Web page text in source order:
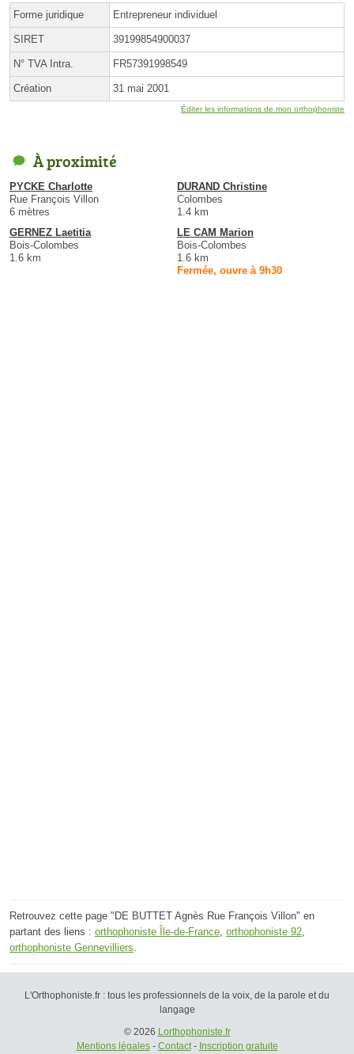
Forme juridique Entrepreneur individuel
SIRET 39199854900037
N° TVA Intra. FR57391998549
Création 31 mai 2001
Éditer les informations de mon orthophoniste
À proximité
PYCKE Charlotte
Rue François Villon
6 mètres
DURAND Christine
Colombes
1.4 km
GERNEZ Laetitia
Bois-Colombes
1.6 km
LE CAM Marion
Bois-Colombes
1.6 km
Fermée, ouvre à 9h30
Retrouvez cette page "DE BUTTET Agnès Rue François Villon" en
partant des liens : orthophoniste Île-de-France, orthophoniste 92,
orthophoniste Gennevilliers.
L'Orthophoniste.fr : tous les professionnels de la voix, de la parole et du
langage
© 2026 Lorthophoniste.fr
Mentions légales- Contact- Inscription gratuite